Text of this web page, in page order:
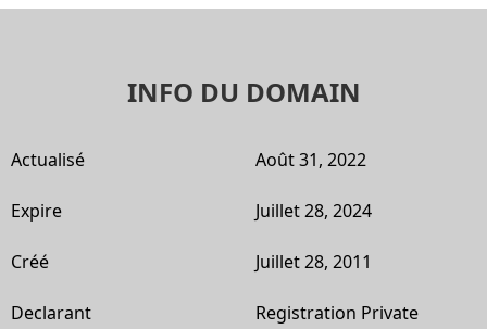
INFO DU DOMAIN
Actualisé Août 31, 2022
Expire Juillet 28, 2024
Créé Juillet 28, 2011
Declarant
Registration Private